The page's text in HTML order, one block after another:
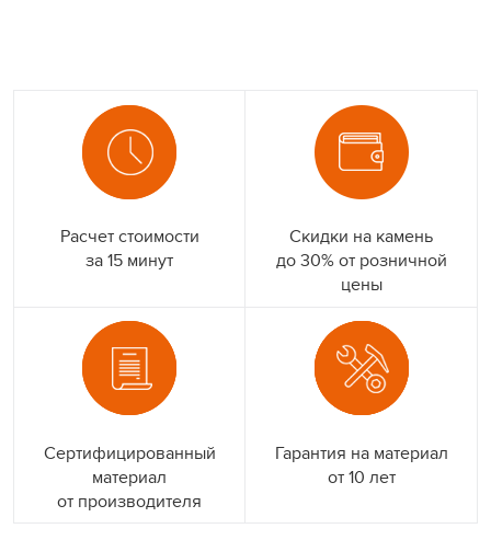
Расчет стоимости
за 15 минут
Скидки на камень
до 30% от розничной
цены
Сертифицированный
материал
от производителя
Гарантия на материал
от 10 лет